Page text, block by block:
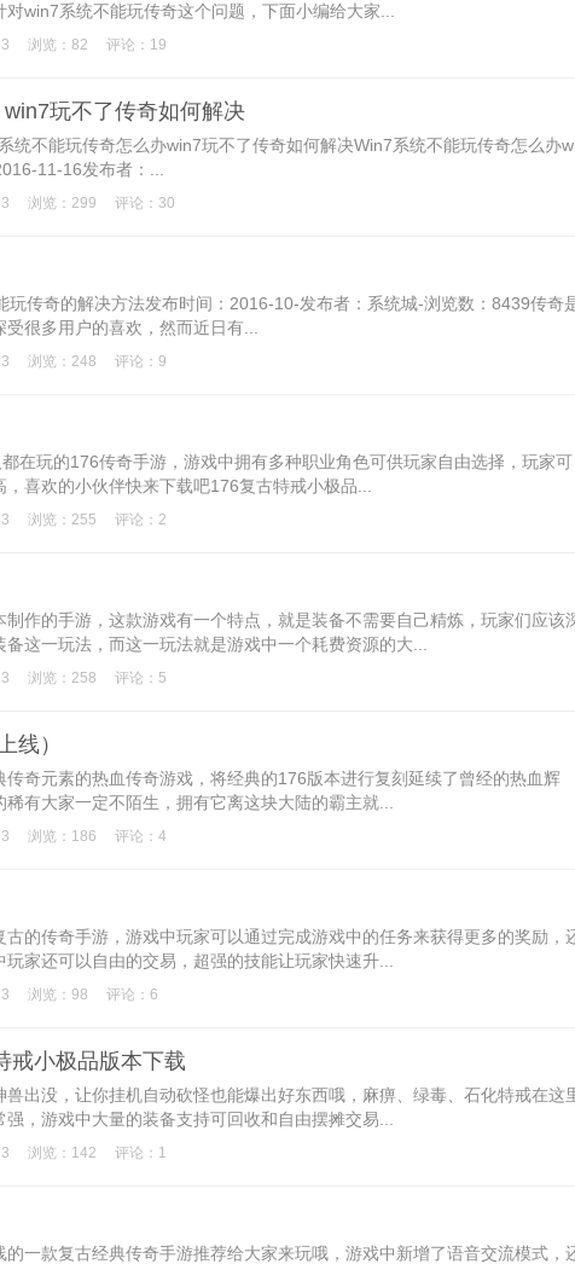
win7系统不能玩传奇这个问题，下面小编给大家...
浏览：82 评论：19
玩不了传奇如何解决
统不能玩传奇怎么办win7玩不了传奇如何解决Win7系统不能玩传奇怎么办
11-16发布者：...
浏览：299 评论：30
玩传奇的解决方法发布时间：2016-10-发布者：系统城-浏览数：8439传奇
很多用户的喜欢，然而近日有...
浏览：248 评论：9
在玩的176传奇手游，游戏中拥有多种职业角色可供玩家自由选择，玩家可
喜欢的小伙伴快来下载吧176复古特戒小极品...
浏览：255 评论：2
作的手游，这款游戏有一个特点，就是装备不需要自己精炼，玩家们应该
这一玩法，而这一玩法就是游戏中一个耗费资源的大...
浏览：258 评论：5
线）
奇元素的热血传奇游戏，将经典的176版本进行复刻延续了曾经的热血辉
有大家一定不陌生，拥有它离这块大陆的霸主就...
浏览：186 评论：4
的传奇手游，游戏中玩家可以通过完成游戏中的任务来获得更多的奖励，
家还可以自由的交易，超强的技能让玩家快速升...
浏览：98 评论：6
戒小极品版本下载
出没，让你挂机自动砍怪也能爆出好东西哦，麻痹、绿毒、石化特戒在这
，游戏中大量的装备支持可回收和自由摆摊交易...
浏览：142 评论：1
一款复古经典传奇手游推荐给大家来玩哦，游戏中新增了语音交流模式，